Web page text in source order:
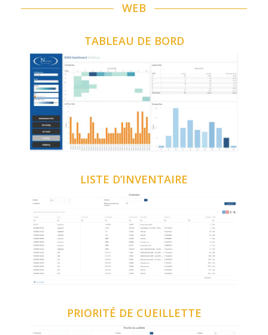
WEB
TABLEAU DE BORD
LISTE D’INVENTAIRE
PRIORITÉ DE CUEILLETTE